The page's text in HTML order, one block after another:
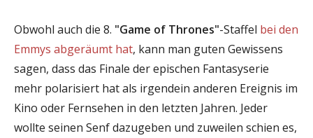
Obwohl auch die 8. "Game of Thrones"-Staffel bei den
Emmys abgeräumt hat, kann man guten Gewissens
sagen, dass das Finale der epischen Fantasyserie
mehr polarisiert hat als irgendein anderen Ereignis im
Kino oder Fernsehen in den letzten Jahren. Jeder
wollte seinen Senf dazugeben und zuweilen schien es,